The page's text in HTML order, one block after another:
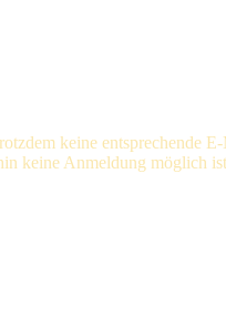
keine entsprechende
keine Anmeldung möglich